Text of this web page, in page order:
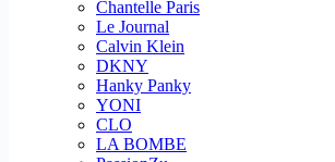
Chantelle Paris
Le Journal
Calvin Klein
DKNY
Hanky Panky
YONI
CLO
LA BOMBE